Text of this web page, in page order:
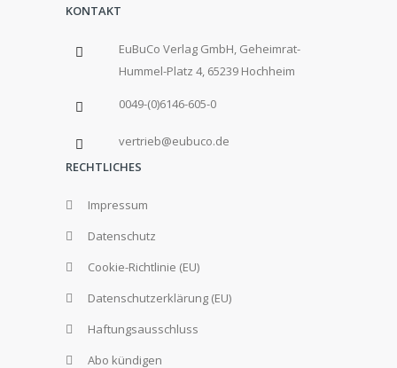
KONTAKT
EuBuCo Verlag GmbH, Geheimrat-
Hummel-Platz 4, 65239 Hochheim
0049-(0)6146-605-0
vertrieb@eubuco.de
RECHTLICHES
Impressum
Datenschutz
Cookie-Richtlinie (EU)
Datenschutzerklärung (EU)
Haftungsausschluss
Abo kündigen